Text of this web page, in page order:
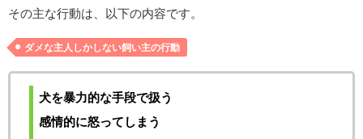
その主な行動は、以下の内容です。
ダメな主人しかしない飼い主の行動
犬を暴力的な手段で扱う
感情的に怒ってしまう